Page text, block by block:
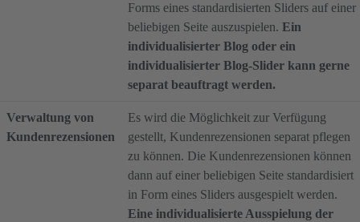
Forms eines standardisierten Sliders auf einer
beliebigen Seite auszuspielen. Ein
individualisierter Blog oder ein
individualisierter Blog-Slider kann gerne
separat beauftragt werden.
Verwaltung von
Kundenrezensionen
Es wird die Möglichkeit zur Verfügung
gestellt, Kundenrezensionen separat pflegen
zu können. Die Kundenrezensionen können
dann auf einer beliebigen Seite standardisiert
in Form eines Sliders ausgespielt werden.
Eine individualisierte Ausspielung der